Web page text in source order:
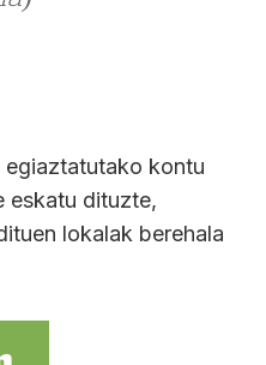
egiaztatutako kontu
eskatu dituzte,
lokalak berehala